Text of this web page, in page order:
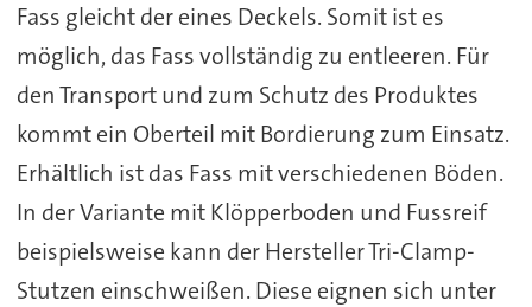
Fass gleicht der eines Deckels. Somit ist es
möglich, das Fass vollständig zu entleeren. Für
den Transport und zum Schutz des Produktes
kommt ein Oberteil mit Bordierung zum Einsatz.
Erhältlich ist das Fass mit verschiedenen Böden.
In der Variante mit Klöpperboden und Fussreif
beispielsweise kann der Hersteller Tri-Clamp-
Stutzen einschweißen. Diese eignen sich unter